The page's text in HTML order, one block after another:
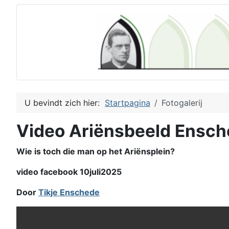
U bevindt zich hier: Startpagina Fotogalerij
Video Ariënsbeeld
Wie is toch die man op het Ariënsplein?
video facebook 10juli2025
Door Tikje Enschede